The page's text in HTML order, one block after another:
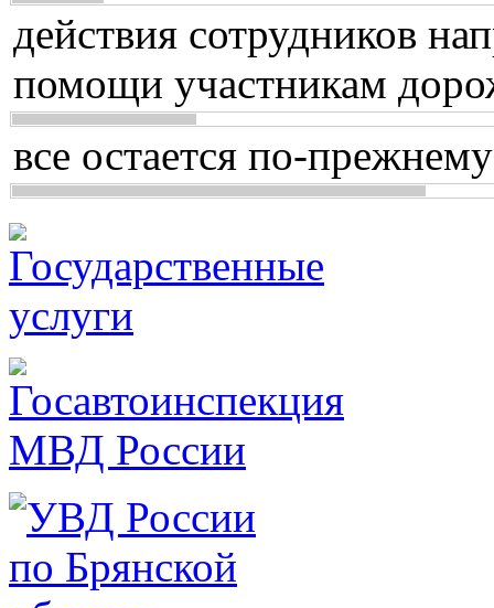
действия сотрудников
помощи участникам
все остается по-